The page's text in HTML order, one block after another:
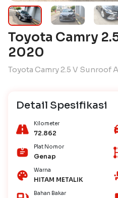
Toyota Camry
2020
Toyota Camry 2.5 V Sunroof
Detail Spesifikasi
Kilometer
72.862
Plat Nomor
Genap
Warna
HITAM METALIK
Bahan Bakar